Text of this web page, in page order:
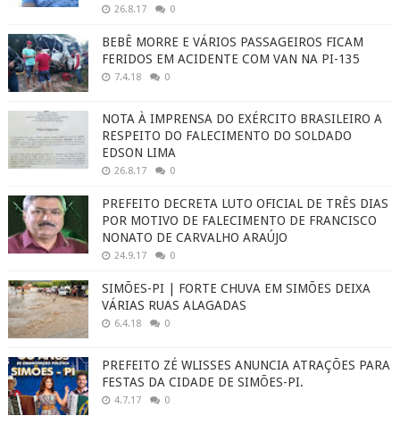
26.8.17 0
BEBÊ MORRE E VÁRIOS PASSAGEIROS FICAM
FERIDOS EM ACIDENTE COM VAN NA PI-135
7.4.18 0
NOTA À IMPRENSA DO EXÉRCITO BRASILEIRO A
RESPEITO DO FALECIMENTO DO SOLDADO
EDSON LIMA
26.8.17 0
PREFEITO DECRETA LUTO OFICIAL DE TRÊS DIAS
POR MOTIVO DE FALECIMENTO DE FRANCISCO
NONATO DE CARVALHO ARAÚJO
24.9.17 0
SIMÕES-PI | FORTE CHUVA EM SIMÕES DEIXA
VÁRIAS RUAS ALAGADAS
6.4.18 0
PREFEITO ZÉ WLISSES ANUNCIA ATRAÇÕES PARA
FESTAS DA CIDADE DE SIMÕES-PI.
4.7.17 0